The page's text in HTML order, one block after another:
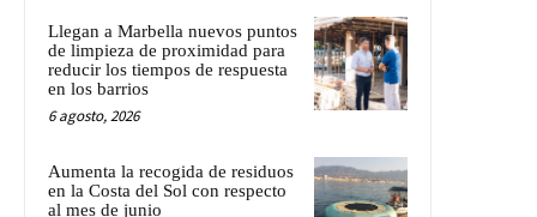
Llegan a Marbella nuevos puntos
de limpieza de proximidad para
reducir los tiempos de respuesta
en los barrios
6 agosto, 2026
Aumenta la recogida de residuos
en la Costa del Sol con respecto
al mes de junio